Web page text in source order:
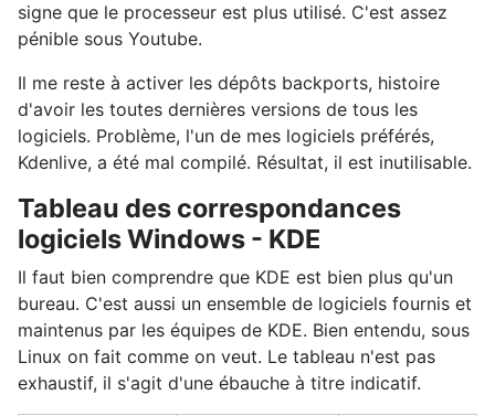
signe que le processeur est plus utilisé. C'est assez
pénible sous Youtube.
Il me reste à activer les dépôts backports, histoire
d'avoir les toutes dernières versions de tous les
logiciels. Problème, l'un de mes logiciels préférés,
Kdenlive, a été mal compilé. Résultat, il est inutilisable.
Tableau des correspondances
logiciels Windows - KDE
Il faut bien comprendre que KDE est bien plus qu'un
bureau. C'est aussi un ensemble de logiciels fournis et
maintenus par les équipes de KDE. Bien entendu, sous
Linux on fait comme on veut. Le tableau n'est pas
exhaustif, il s'agit d'une ébauche à titre indicatif.